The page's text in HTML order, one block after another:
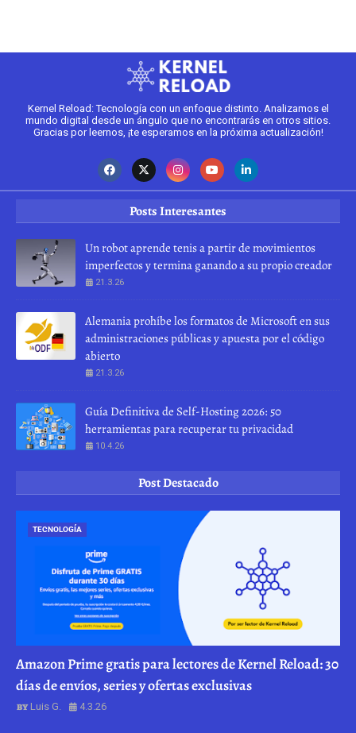
Kernel Reload: Tecnología con un enfoque distinto. Analizamos el
mundo digital desde un ángulo que no encontrarás en otros sitios.
Gracias por leernos, ¡te esperamos en la próxima actualización!
Posts Interesantes
Un robot aprende tenis a partir de movimientos
imperfectos y termina ganando a su propio creador
21.3.26
Alemania prohíbe los formatos de Microsoft en sus
administraciones públicas y apuesta por el código
abierto
21.3.26
Guía Definitiva de Self-Hosting 2026: 50
herramientas para recuperar tu privacidad
10.4.26
Post Destacado
TECNOLOGÍA
Amazon Prime gratis para lectores de Kernel Reload: 30
días de envíos, series y ofertas exclusivas
Luis G. 4.3.26